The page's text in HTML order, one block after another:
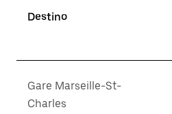
Destino
Gare Marseille-St-
Charles